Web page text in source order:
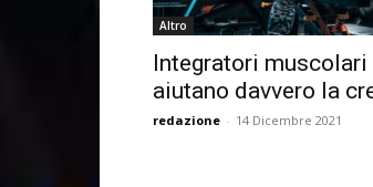
Altro
Integratori muscolari
aiutano davvero la
redazione - 14 Dicembre 2021